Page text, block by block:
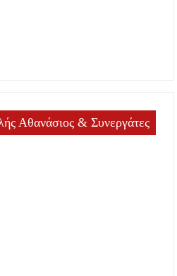
Αθανάσιος & Συνεργάτες